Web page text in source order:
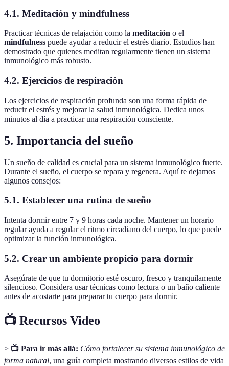
4.1. Meditación y mindfulness
Practicar técnicas de relajación como la meditación o el
mindfulness puede ayudar a reducir el estrés diario. Estudios han
demostrado que quienes meditan regularmente tienen un sistema
inmunológico más robusto.
4.2. Ejercicios de respiración
Los ejercicios de respiración profunda son una forma rápida de
reducir el estrés y mejorar la salud inmunológica. Dedica unos
minutos al día a practicar una respiración consciente.
5. Importancia del sueño
Un sueño de calidad es crucial para un sistema inmunológico fuerte.
Durante el sueño, el cuerpo se repara y regenera. Aquí te dejamos
algunos consejos:
5.1. Establecer una rutina de sueño
Intenta dormir entre 7 y 9 horas cada noche. Mantener un horario
regular ayuda a regular el ritmo circadiano del cuerpo, lo que puede
optimizar la función inmunológica.
5.2. Crear un ambiente propicio para dormir
Asegúrate de que tu dormitorio esté oscuro, fresco y tranquilamente
silencioso. Considera usar técnicas como lectura o un baño caliente
antes de acostarte para preparar tu cuerpo para dormir.
📺 Recursos Video
> 📺 Para ir más allá: Cómo fortalecer su sistema inmunológico de
forma natural, una guía completa mostrando diversos estilos de vida